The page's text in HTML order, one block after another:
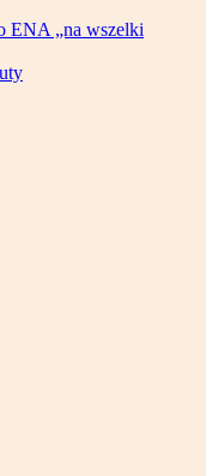
ENA „na wszelki